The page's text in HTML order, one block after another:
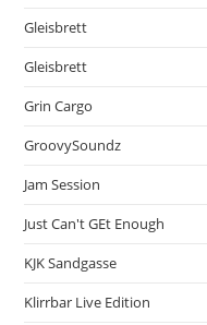
Gleisbrett
Gleisbrett
Grin Cargo
GroovySoundz
Jam Session
Just Can't GEt Enough
KJK Sandgasse
Klirrbar Live Edition